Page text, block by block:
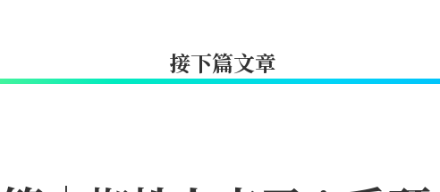
接下篇文章